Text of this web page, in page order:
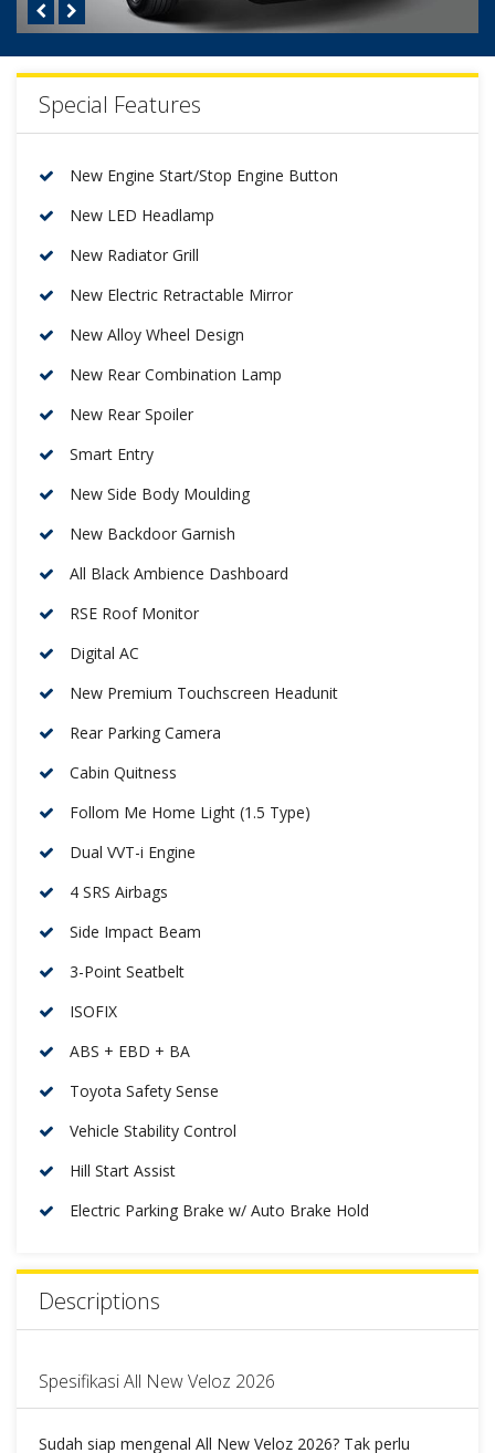
Special Features
New Engine Start/Stop Engine Button
New LED Headlamp
New Radiator Grill
New Electric Retractable Mirror
New Alloy Wheel Design
New Rear Combination Lamp
New Rear Spoiler
Smart Entry
New Side Body Moulding
New Backdoor Garnish
All Black Ambience Dashboard
RSE Roof Monitor
Digital AC
New Premium Touchscreen Headunit
Rear Parking Camera
Cabin Quitness
Follom Me Home Light (1.5 Type)
Dual VVT-i Engine
4 SRS Airbags
Side Impact Beam
3-Point Seatbelt
ISOFIX
ABS + EBD + BA
Toyota Safety Sense
Vehicle Stability Control
Hill Start Assist
Electric Parking Brake w/ Auto Brake Hold
Descriptions
Spesifikasi All New Veloz 2026
Sudah siap mengenal All New Veloz 2026? Tak perlu